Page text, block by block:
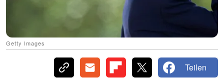
Getty Images
Teilen